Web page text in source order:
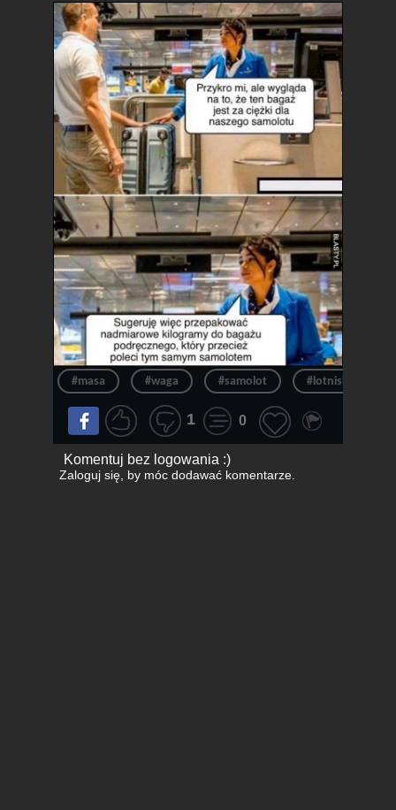
#masa #waga #samolot #lotnisko
1 0
Komentuj bez logowania :)
Zaloguj się, by móc dodawać komentarze.